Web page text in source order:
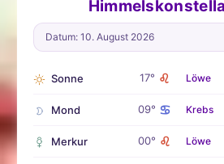
Datum: 10. August 2026
Sonne 17° ♌ Löwe
Mond 09° ♋ Krebs
Merkur 00° ♌ Löwe